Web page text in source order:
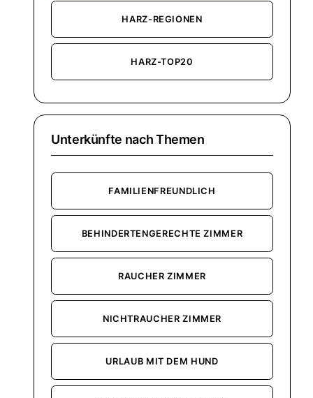
HARZ-REGIONEN
HARZ-TOP20
Unterkünfte nach Themen
FAMILIENFREUNDLICH
BEHINDERTENGERECHTE ZIMMER
RAUCHER ZIMMER
NICHTRAUCHER ZIMMER
URLAUB MIT DEM HUND